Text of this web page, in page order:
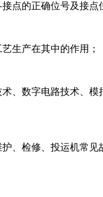
点的正确位号及接点
生产在其中的作用；
、数字电路技术、模
、检修、投运机常见